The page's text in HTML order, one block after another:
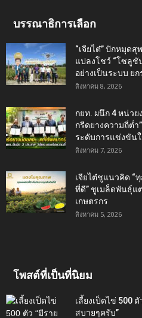
บรรณาธิการเลือก
“เจียไต๋” ปักหมุด
แปลงโชว์ “โซลูชั
อย่างเป็นระบบ ย
สิงหาคม 8, 2026
กยท. ผนึก 4 หน่วย
กรีดยางความถี่ต่
ระดับการแข่งขัน
สิงหาคม 7, 2026
เจียไต๋ชูแนวคิด “
ที่ดี” ชูเมล็ดพันธุ์แ
เกษตรกร
สิงหาคม 5, 2026
โพสต์ที่เป็นที่นิยม
เลี้ยงเป็ดไข่ 500
สบายๆครับ”